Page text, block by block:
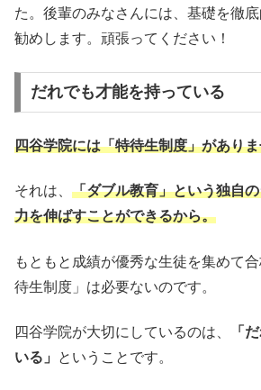
た。後輩のみなさんには、基礎を徹
勧めします。頑張ってください！
だれでも才能を持っている
四谷学院には「特待生制度」があり
それは、 「ダブル教育」という独自
力を伸ばすことができるから。
もともと成績が優秀な生徒を集めて
待生制度」は必要ないのです。
四谷学院が大切にしているのは、
「
いる」
ということです。